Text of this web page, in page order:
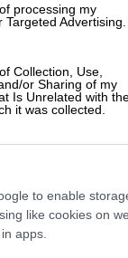
processing my
Advertising.
Collection, Use,
or Sharing of my
Is Unrelated with
it was collected.
to enable
like cookies on
apps.
23:26
- Άρης:
με τους
οπαδούς
της
με τον